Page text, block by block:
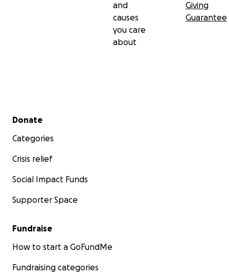
and
causes
you care
about
Giving
Guarantee
Secondary menu
Donate
Categories
Crisis relief
Social Impact Funds
Supporter Space
Fundraise
How to start a GoFundMe
Fundraising categories